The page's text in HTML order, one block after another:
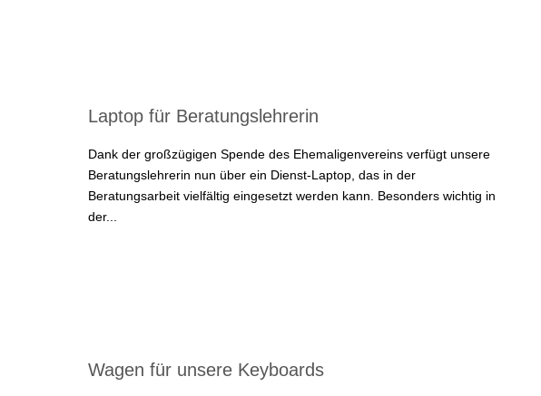
Laptop für Beratungslehrerin
Dank der großzügigen Spende des Ehemaligenvereins verfügt unsere
Beratungslehrerin nun über ein Dienst-Laptop, das in der
Beratungsarbeit vielfältig eingesetzt werden kann. Besonders wichtig in
der...
Wagen für unsere Keyboards